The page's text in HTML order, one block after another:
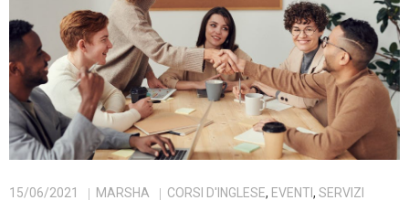
15/06/2021 MARSHA CORSI D'INGLESE, EVENTI, SERVIZI